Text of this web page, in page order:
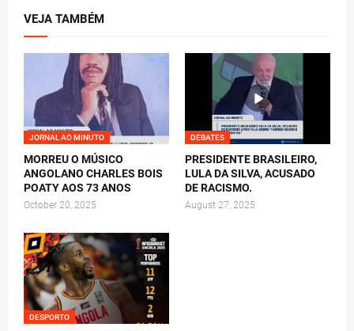
VEJA TAMBÉM
JORNAL AO MINUTO
MORREU O MÚSICO
ANGOLANO CHARLES BOIS
POATY AOS 73 ANOS
October 20, 2025
DEBATES
PRESIDENTE BRASILEIRO,
LULA DA SILVA, ACUSADO
DE RACISMO.
August 27, 2025
DESPORTO